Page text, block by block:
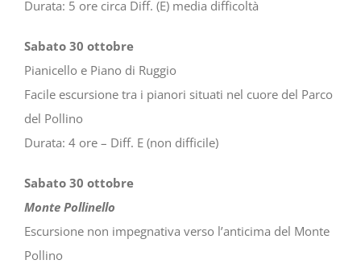
Durata: 5 ore circa Diff. (E) media difficoltà
Sabato 30 ottobre
Pianicello e Piano di Ruggio
Facile escursione tra i pianori situati nel cuore del Parco
del Pollino
Durata: 4 ore – Diff. E (non difficile)
Sabato 30 ottobre
Monte Pollinello
Escursione non impegnativa verso l’anticima del Monte
Pollino